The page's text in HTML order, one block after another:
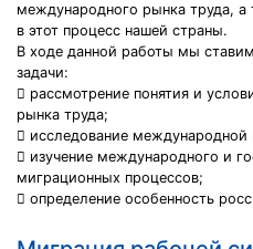
международного рынка труда, а
в этот процесс нашей страны.
В ходе данной работы мы
задачи:
 рассмотрение понятия и
рынка труда;
 исследование международной
 изучение международного и
миграционных процессов;
 определение особенность